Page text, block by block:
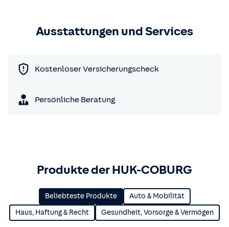
Ausstattungen und Services
Kostenloser Versicherungscheck
Persönliche Beratung
Produkte der HUK-COBURG
Beliebteste Produkte Auto & Mobilität
Haus, Haftung & Recht Gesundheit, Vorsorge & Vermögen